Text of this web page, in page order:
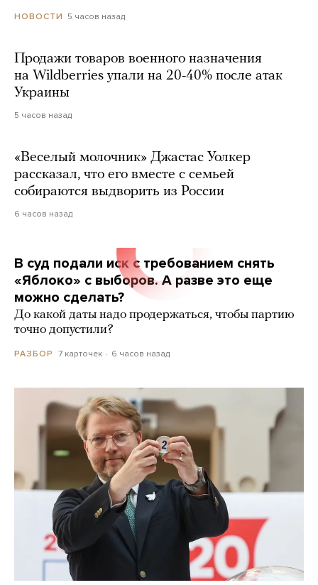
НОВОСТИ 5 часов назад
Продажи товаров военного назначения
на Wildberries упали на 20-40% после атак
Украины
5 часов назад
«Веселый молочник» Джастас Уолкер
рассказал, что его вместе с семьей
собираются выдворить из России
6 часов назад
В суд подали иск с требованием снять
«Яблоко» с выборов. А разве это еще
можно сделать?
До какой даты надо продержаться, чтобы партию
точно допустили?
РАЗБОР 7 карточек 6 часов назад